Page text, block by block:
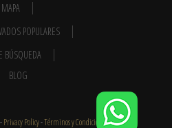
MAPA
POPULARES
BÚSQUEDA
BLOG
Privacy Policy-Términos y Condiciones